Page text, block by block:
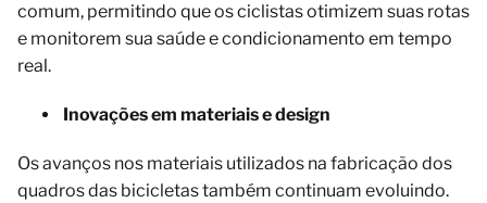
comum, permitindo que os ciclistas otimizem suas rotas
e monitorem sua saúde e condicionamento em tempo
real.
Inovações em materiais e design
Os avanços nos materiais utilizados na fabricação dos
quadros das bicicletas também continuam evoluindo.